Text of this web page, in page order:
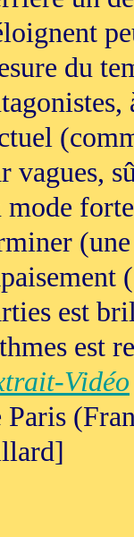
du
vagues,
mode
est
est
Vidéo
Paris